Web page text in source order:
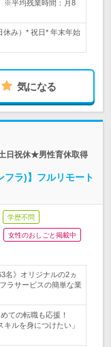
※平均残業時間：月8
み）* 祝日* 年末年始
気になる
日祝休★男性育休取得
フラ)】フルリモート
学歴不問
女性のおしごと掲載中
名》オリジナルの2ヵ
ラサービスの簡単な業
ての転職も応援！
キルを身につけたい」